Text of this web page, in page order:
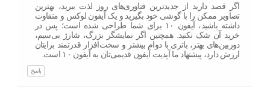
اگر قصد دارید از جدیدترین فناوری‌های روز لذت ببرید، بهترین
تصاویر ممکن را با گوشی خود بگیرید و یک آیفون لوکس و متفاوت
داشته باشید، آیفون ۱۰ برای شما طراحی‌ شده است؛ پس در
خرید آن شک نکنید. همچنین اگر نمایشگر بزرگ، شارژ بی‌سیم،
دوربین‌های بهتر، باتری با دوام بیشتر و سخت‌افزار قدرتمند برایتان
ارزش دارد، پیشنهاد ما آپدیت آیفون قدیمی‌تان به آیفون ۱۰ است.
پاسخ